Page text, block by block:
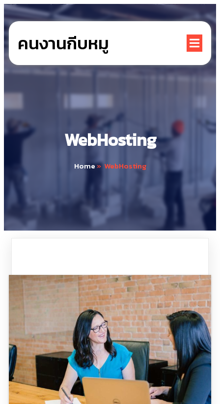
คนงานกีบหมู
WebHosting
Home»WebHosting